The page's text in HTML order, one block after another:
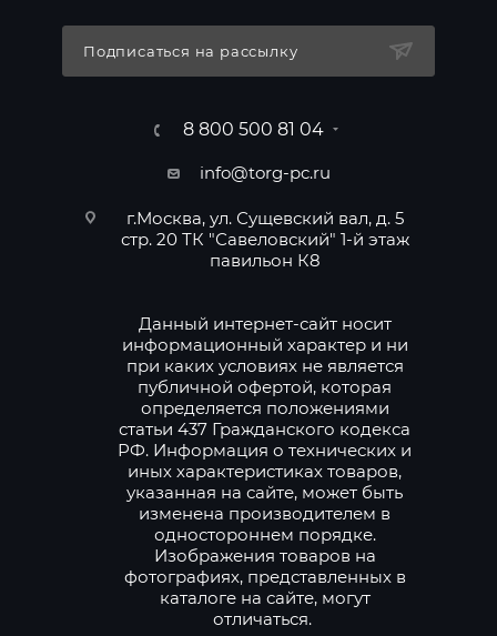
Подписаться на рассылку
8 800 500 81 04
info@torg-pc.ru
г.Москва, ул. Сущевский вал, д. 5
стр. 20 ТК "Савеловский" 1-й этаж
павильон К8
Данный интернет-сайт носит
информационный характер и ни
при каких условиях не является
публичной офертой, которая
определяется положениями
статьи 437 Гражданского кодекса
РФ. Информация о технических и
иных характеристиках товаров,
указанная на сайте, может быть
изменена производителем в
одностороннем порядке.
Изображения товаров на
фотографиях, представленных в
каталоге на сайте, могут
отличаться.